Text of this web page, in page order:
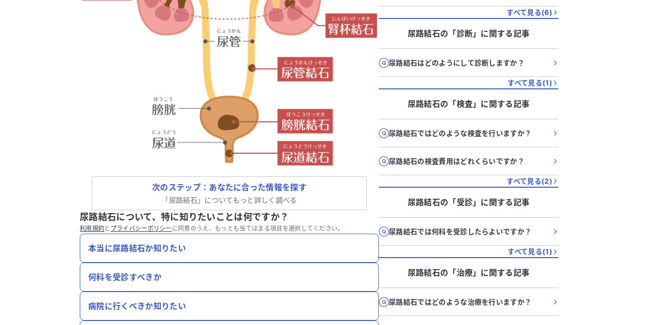
次のステップ：あなたに合った情報を探す
「尿路結石 」についてもっと詳しく調べる
尿路結石について、特に知りたいことは何ですか？
利用規約と プライバシーポリシー に同意のうえ、もっとも当てはまる項目を選択してください。
本当に尿路結石か知りたい
何科を受診すべきか
病院に行くべきか知りたい
すべて見る(6)
尿路結石の「診断」に関する記事
尿路結石はどのようにして診断しますか？
すべて見る(1)
尿路結石の「検査」に関する記事
尿路結石ではどのような検査を行いますか？
尿路結石の検査費用はどれくらいですか？
すべて見る(2)
尿路結石の「受診」に関する記事
尿路結石では何科を受診したらよいですか？
すべて見る(1)
尿路結石の「治療」に関する記事
尿路結石ではどのような治療を行いますか？